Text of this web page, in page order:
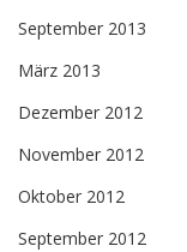
September 2013
März 2013
Dezember 2012
November 2012
Oktober 2012
September 2012